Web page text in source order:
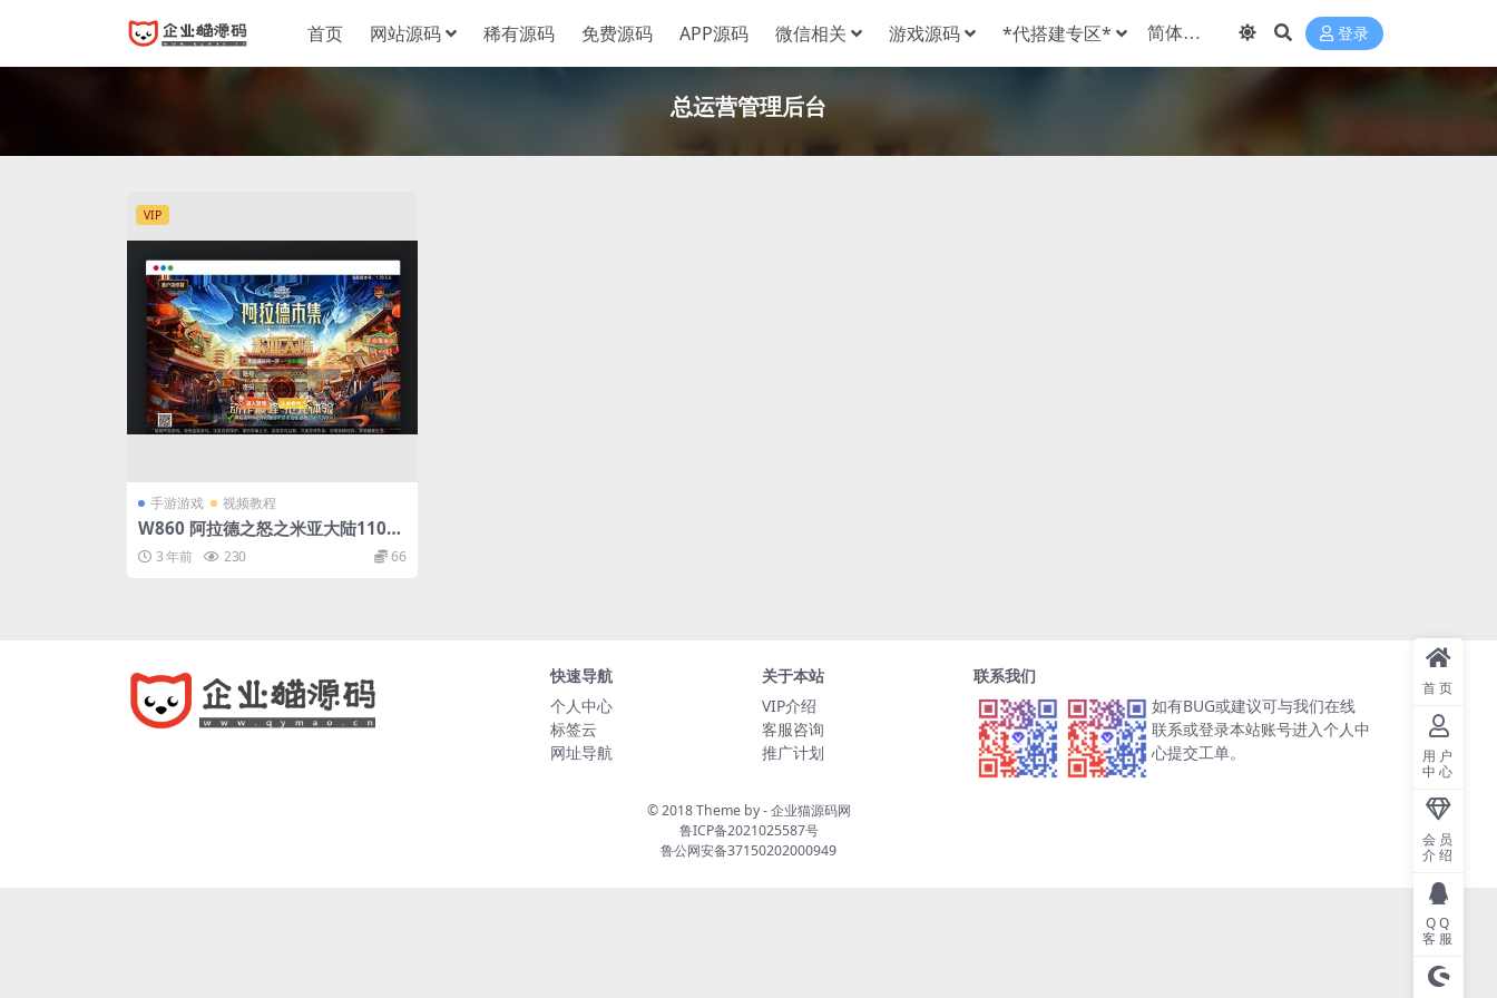
首页 网站源码 稀有源码 免费源码 APP源码 微信相关 游戏源码 *代搭建专区* 登录
总运营管理后台
VIP
手游游戏 视频教程
W860 阿拉德之怒之米亚大陆110级
套装完整终结版_经典3D横版格斗闯
关手游_Linux服务端源码_视频架设
3 年前 230 66
快速导航
个人中心
标签云
网址导航
关于本站
VIP介绍
客服咨询
推广计划
联系我们
如有BUG或建议可与我们在线
联系或登录本站账号进入个人中
心提交工单。
© 2018 Theme by -企业猫源码网
鲁ICP备2021025587号
鲁公网安备37150202000949
首页
用户
中心
会员
介绍
QQ
客服